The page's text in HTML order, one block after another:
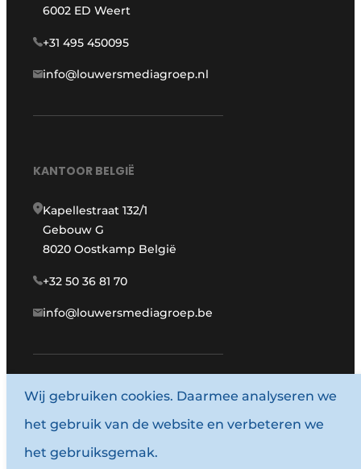
6002 ED Weert
+31 495 450095
info@louwersmediagroep.nl
KANTOOR BELGIË
Kapellestraat 132/1
Gebouw G
8020 Oostkamp België
+32 50 36 81 70
info@louwersmediagroep.be
www.louwersmediagroep.com
© 1987 - 2026 Louwersmediagroep.
Algemene voorwaarden
Wij gebruiken cookies. Daarmee analyseren we
het gebruik van de website en verbeteren we
het gebruiksgemak.